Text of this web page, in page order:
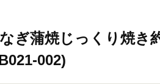
なぎ蒲焼じっくり焼き
002)